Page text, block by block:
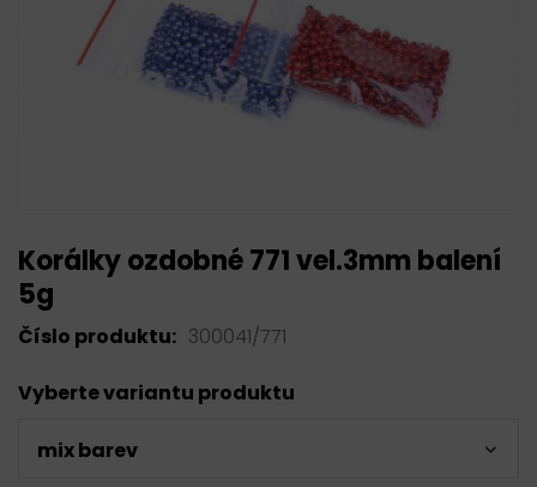
Korálky ozdobné 771 vel.3mm balení
5g
Číslo produktu: 300041/771
Vyberte variantu produktu
mix barev